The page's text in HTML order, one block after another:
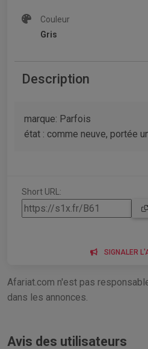
Couleur
Gris
Description
marque: Parfois
état : comme neuve, portée
Short URL:
SIGNALER
Afariat.com n'est pas
dans les annonces.
Avis des utilisateurs